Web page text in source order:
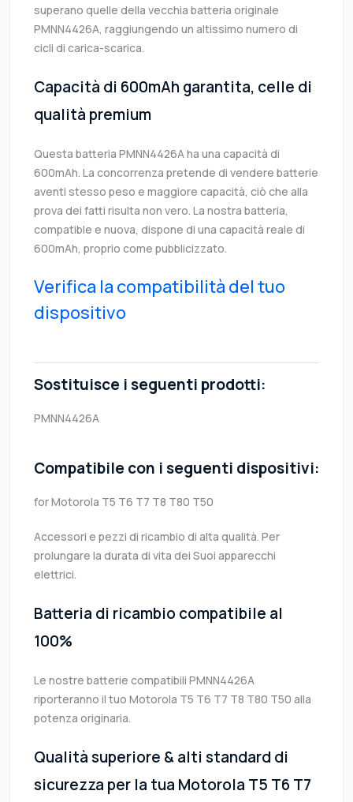
superano quelle della vecchia batteria originale
PMNN4426A, raggiungendo un altissimo numero di
cicli di carica-scarica.
Capacità di 600mAh garantita, celle di
qualità premium
Questa batteria PMNN4426A ha una capacità di
600mAh. La concorrenza pretende di vendere batterie
aventi stesso peso e maggiore capacità, ciò che alla
prova dei fatti risulta non vero. La nostra batteria,
compatible e nuova, dispone di una capacità reale di
600mAh, proprio come pubblicizzato.
Verifica la compatibilità del tuo
dispositivo
Sostituisce i seguenti prodotti:
PMNN4426A
Compatibile con i seguenti dispositivi:
for Motorola T5 T6 T7 T8 T80 T50
Accessori e pezzi di ricambio di alta qualità. Per
prolungare la durata di vita dei Suoi apparecchi
elettrici.
Batteria di ricambio compatibile al
100%
Le nostre batterie compatibili PMNN4426A
riporteranno il tuo Motorola T5 T6 T7 T8 T80 T50 alla
potenza originaria.
Qualità superiore & alti standard di
sicurezza per la tua Motorola T5 T6 T7